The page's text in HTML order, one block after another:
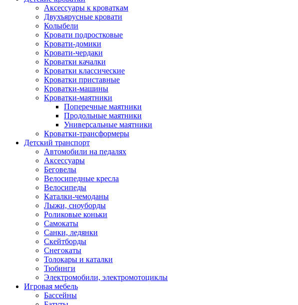
Аксессуары к кроваткам
Двухъярусные кровати
Колыбели
Кровати подростковые
Кровати-домики
Кровати-чердаки
Кроватки качалки
Кроватки классические
Кроватки приставные
Кроватки-машины
Кроватки-маятники
Поперечные маятники
Продольные маятники
Универсальные маятники
Кроватки-трансформеры
Детский транспорт
Автомобили на педалях
Аксессуары
Беговелы
Велосипедные кресла
Велосипеды
Каталки-чемоданы
Лыжи, сноуборды
Роликовые коньки
Самокаты
Санки, ледянки
Скейтборды
Снегокаты
Толокары и каталки
Тюбинги
Электромобили, электромотоциклы
Игровая мебель
Бассейны